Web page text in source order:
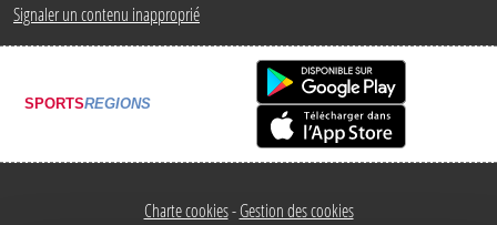
Signaler un contenu inapproprié
SPORTSREGIONS
Charte cookies Gestion des cookies